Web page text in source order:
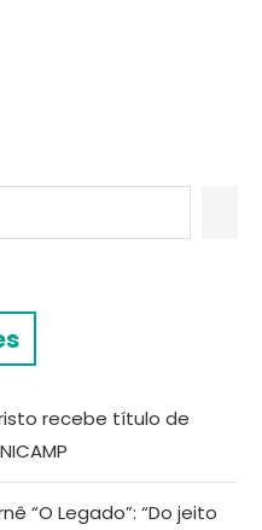
recebe título de
“O Legado”: “Do jeito